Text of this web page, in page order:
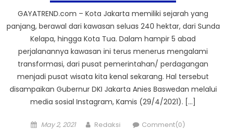
GAYATREND.com – Kota Jakarta memiliki sejarah yang
panjang, berawal dari kawasan seluas 240 hektar, dari Sunda
Kelapa, hingga Kota Tua. Dalam hampir 5 abad
perjalanannya kawasan ini terus menerus mengalami
transformasi, dari pusat pemerintahan/ perdagangan
menjadi pusat wisata kita kenal sekarang. Hal tersebut
disampaikan Gubernur DKI Jakarta Anies Baswedan melalui
media sosial Instagram, Kamis (29/4/2021). […]
Posted
May 2, 2021 Author
Redaksi Comment(0)